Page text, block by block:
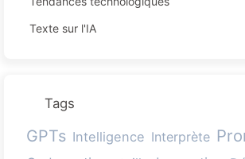
Texte sur l'IA
Tags
GPTs Intelligence Interprète